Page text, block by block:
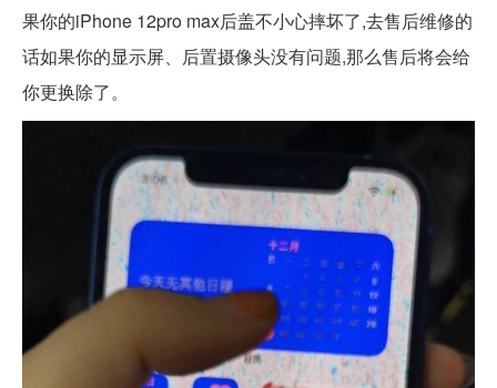
果你的iPhone 12pro max后盖不小心摔坏了,去售后维修的
话如果你的显示屏、后置摄像头没有问题,那么售后将会给
你更换除了。